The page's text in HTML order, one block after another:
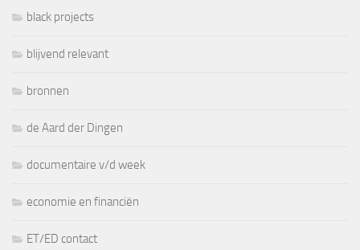
black projects
blijvend relevant
bronnen
de Aard der Dingen
documentaire v/d week
economie en financiën
ET/ED contact